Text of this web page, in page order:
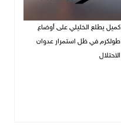
كميل يطلع الخليلي على أوضاع
طولكرم في ظل استمرار عدوان
الاحتلال